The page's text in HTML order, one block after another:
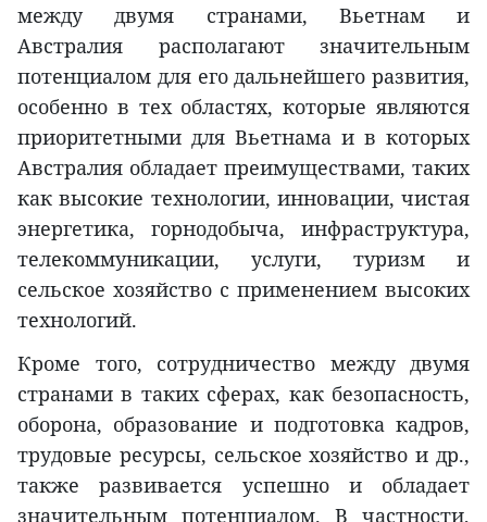
между двумя странами, Вьетнам и
Австралия располагают значительным
потенциалом для его дальнейшего развития,
особенно в тех областях, которые являются
приоритетными для Вьетнама и в которых
Австралия обладает преимуществами, таких
как высокие технологии, инновации, чистая
энергетика, горнодобыча, инфраструктура,
телекоммуникации, услуги, туризм и
сельское хозяйство с применением высоких
технологий.
Кроме того, сотрудничество между двумя
странами в таких сферах, как безопасность,
оборона, образование и подготовка кадров,
трудовые ресурсы, сельское хозяйство и др.,
также развивается успешно и обладает
значительным потенциалом. В частности,